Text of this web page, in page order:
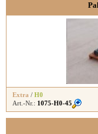
Extra / H0
Art.-Nr.: 1075-H0-45